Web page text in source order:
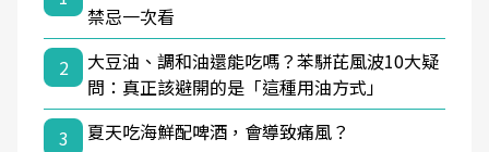
禁忌一次看
2
大豆油、調和油還能吃嗎？苯駢芘風波10大疑
問：真正該避開的是「這種用油方式」
3
夏天吃海鮮配啤酒，會導致痛風？